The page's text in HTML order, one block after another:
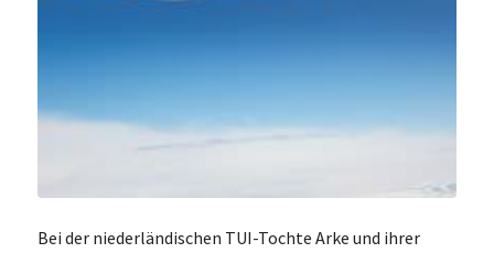
Bei der niederländischen TUI-Tochte Arke und ihrer